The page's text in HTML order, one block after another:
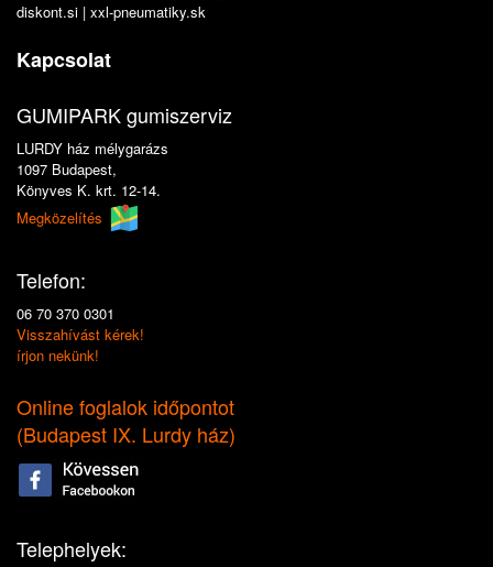
diskont.si | xxl-pneumatiky.sk
Kapcsolat
GUMIPARK gumiszerviz
LURDY ház mélygarázs
1097 Budapest,
Könyves K. krt. 12-14.
Megközelítés
Telefon:
06 70 370 0301
Visszahívást kérek!
írjon nekünk!
Online foglalok időpontot
(Budapest IX. Lurdy ház)
Telephelyek: